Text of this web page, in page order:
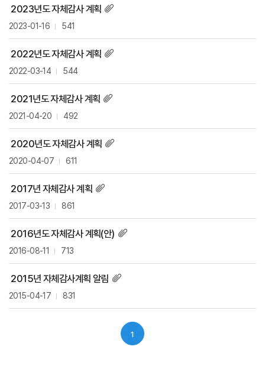
2023년도 자체감사 계획
2023-01-16 541
2022년도 자체감사 계획
2022-03-14 544
2021년도 자체감사 계획
2021-04-20 492
2020년도 자체감사 계획
2020-04-07 611
2017년 자체감사 계획
2017-03-13 861
2016년도 자체감사 계획(안)
2016-08-11 713
2015년 자체감사계획 알림
2015-04-17 831
1